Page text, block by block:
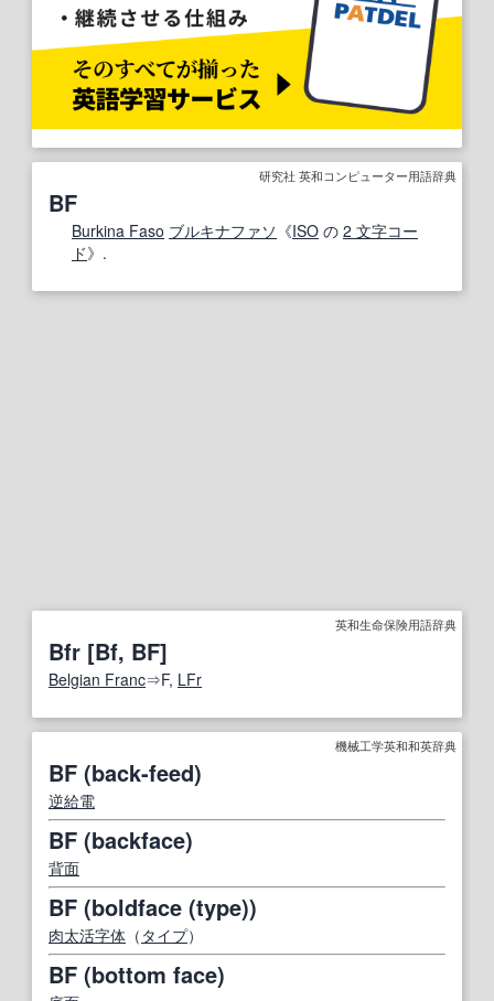
研究社 英和コンピューター用語辞典
BF
Burkina Faso ブルキナファソ 《ISO の 2 文字コー
ド》.
英和生命保険用語辞典
Bfr [Bf, BF]
Belgian Franc⇒F, LFr
機械工学英和和英辞典
BF (back-feed)
逆給電
BF (backface)
背面
BF (boldface (type))
肉太活字体 （ タイプ）
BF (bottom face)